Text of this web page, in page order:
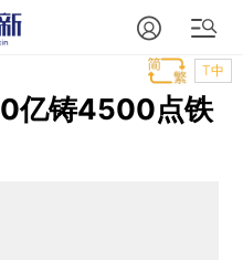
T中
亿铸4500点铁